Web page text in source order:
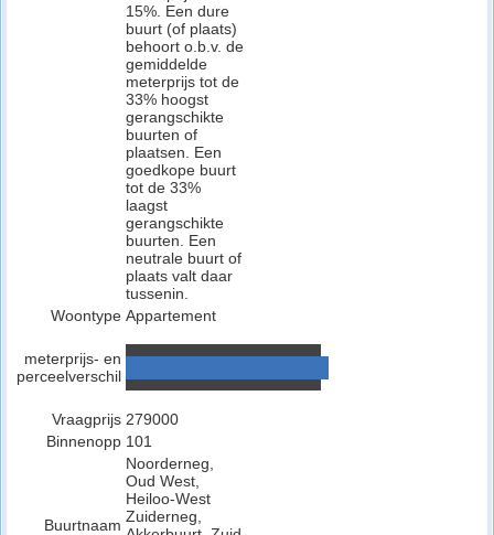
15%. Een dure
buurt (of plaats)
behoort o.b.v. de
gemiddelde
meterprijs tot de
33% hoogst
gerangschikte
buurten of
plaatsen. Een
goedkope buurt
tot de 33%
laagst
gerangschikte
buurten. Een
neutrale buurt of
plaats valt daar
tussenin.
Woontype Appartement
meterprijs- en
perceelverschil
Vraagprijs 279000
Binnenopp 101
Buurtnaam
Noorderneg,
Oud West,
Heiloo-West
Zuiderneg,